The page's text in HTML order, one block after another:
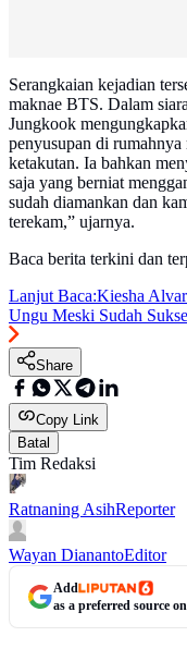
Serangkaian kejadian
maknae BTS. Dalam
Jungkook
penyusupan di
ketakutan. Ia bahkan
saja yang berniat
sudah diamankan dan
terekam,” ujarnya.
Baca berita terkini dan
Lanjut Baca:Kiesha
Ungu Meski Sudah
Share
Copy Link
Batal
Tim Redaksi
Ratnaning AsihReporter
Wayan DianantoEditor
Add
as a preferred source